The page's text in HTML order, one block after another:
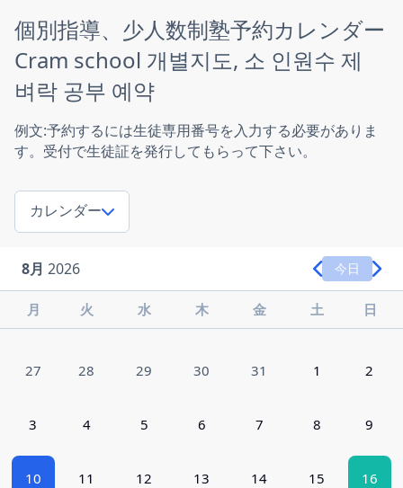
個別指導、少人数制塾予約カレンダー
Cram school 개별지도, 소 인원수 제
벼락 공부 예약
例文:予約するには生徒専用番号を入力する必要がありま
す。受付で生徒証を発行してもらって下さい。
カレンダー
8月 2026 今日
月 火 水 木 金 土 日
27 28 29 30 31 1 2
3 4 5 6 7 8 9
10 11 12 13 14 15 16